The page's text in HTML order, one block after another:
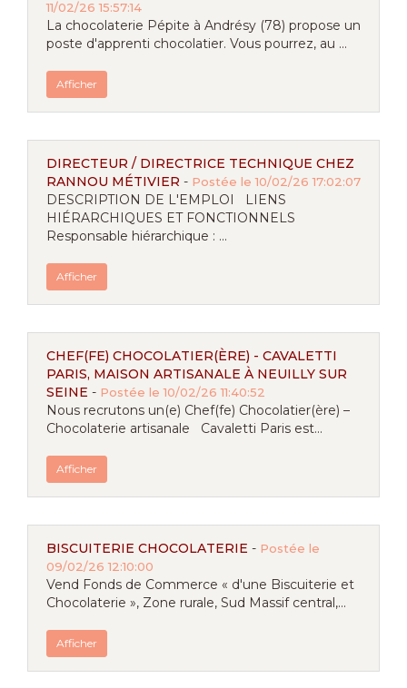
11/02/26 15:57:14
La chocolaterie Pépite à Andrésy (78) propose un
poste d'apprenti chocolatier. Vous pourrez, au ...
Afficher
DIRECTEUR / DIRECTRICE TECHNIQUE CHEZ
RANNOU MÉTIVIER - Postée le 10/02/26 17:02:07
DESCRIPTION DE L'EMPLOI LIENS
HIÉRARCHIQUES ET FONCTIONNELS
Responsable hiérarchique : ...
Afficher
CHEF(FE) CHOCOLATIER(ÈRE) - CAVALETTI
PARIS, MAISON ARTISANALE À NEUILLY SUR
SEINE - Postée le 10/02/26 11:40:52
Nous recrutons un(e) Chef(fe) Chocolatier(ère) –
Chocolaterie artisanale Cavaletti Paris est...
Afficher
BISCUITERIE CHOCOLATERIE - Postée le
09/02/26 12:10:00
Vend Fonds de Commerce « d'une Biscuiterie et
Chocolaterie », Zone rurale, Sud Massif central,...
Afficher